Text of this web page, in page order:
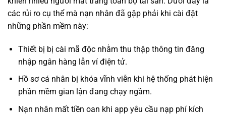
các rủi ro cụ thể mà nạn nhân đã gặp phải khi cài đặt
những phần mềm này:
Thiết bị bị cài mã độc nhằm thu thập thông tin đăng
nhập ngân hàng lẫn ví điện tử.
Hồ sơ cá nhân bị khóa vĩnh viễn khi hệ thống phát hiện
phần mềm gian lận đang chạy ngầm.
Nạn nhân mất tiền oan khi app yêu cầu nạp phí kích